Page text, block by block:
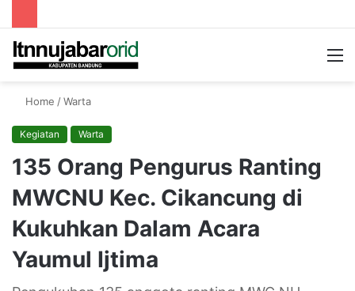
Home /Warta
Kegiatan Warta
135 Orang Pengurus Ranting
MWCNU Kec. Cikancung di
Kukuhkan Dalam Acara
Yaumul Ijtima